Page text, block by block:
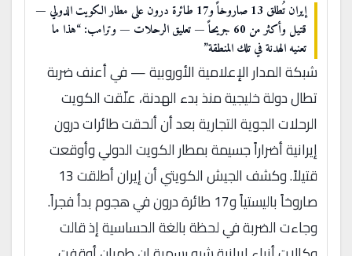
إيران تُطلق 13 صاروخاً و17 طائرة درون على مطار الكويت الدولي —
قتيل وأكثر من 60 جريحاً — تعليق الرحلات — وترامب: “هذا ما
تعنيه الهدنة في تلك المنطقة”
شبكة المدار الإعلامية الأوروبية — في أعنف ضربة
تطال دولة خليجية منذ بدء الهدنة، علّقت الكويت
الرحلات الجوية التجارية بعد أن ألحقت طائرات درون
إيرانية أضراراً جسيمة بمطار الكويت الدولي وأوقعت
قتيلاً. وكشف الجيش الكويتي أن إيران أطلقت 13
صاروخاً باليستياً و17 طائرة درون في هجوم بدأ فجراً.
وجاءت الضربة في لحظة بالغة الحساسية إذ قالت